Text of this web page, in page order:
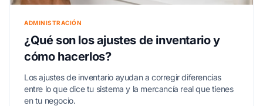
ADMINISTRACIÓN
¿Qué son los ajustes de inventario y
cómo hacerlos?
Los ajustes de inventario ayudan a corregir diferencias
entre lo que dice tu sistema y la mercancía real que tienes
en tu negocio.